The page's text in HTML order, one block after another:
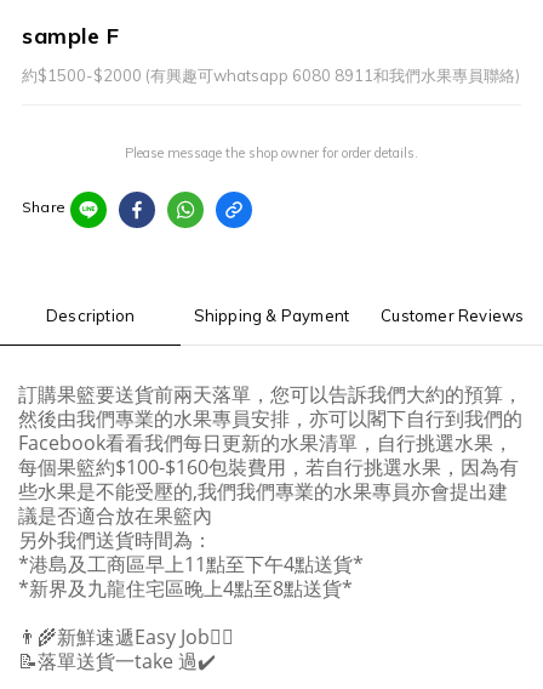
sample F
約$1500-$2000 (有興趣可whatsapp 6080 8911和我們水果專員聯絡)
Please message the shop owner for order details.
Share
Description Shipping & Payment Customer Reviews
訂購果籃要送貨前兩天落單，您可以告訴我們大約的預算，
然後由我們專業的水果專員安排，亦可以閣下自行到我們的
Facebook看看我們每日更新的水果清單，自行挑選水果，
每個果籃約$100-$160包裝費用，若自行挑選水果，因為有
些水果是不能受壓的,我們我們專業的水果專員亦會提出建
議是否適合放在果籃內
另外我們送貨時間為：
*港島及工商區早上11點至下午4點送貨*
*新界及九龍住宅區晚上4點至8點送貨*
👨‍🌾新鮮速遞Easy Job✌🏻
📝落單送貨一take 過✔️